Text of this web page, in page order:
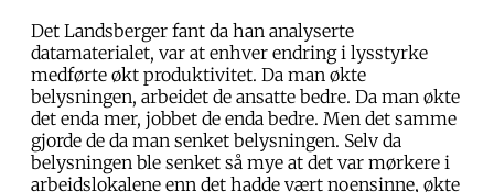
Det Landsberger fant da han analyserte
datamaterialet, var at enhver endring i lysstyrke
medførte økt produktivitet. Da man økte
belysningen, arbeidet de ansatte bedre. Da man økte
det enda mer, jobbet de enda bedre. Men det samme
gjorde de da man senket belysningen. Selv da
belysningen ble senket så mye at det var mørkere i
arbeidslokalene enn det hadde vært noensinne, økte